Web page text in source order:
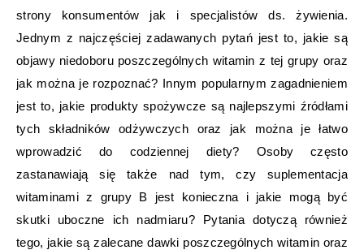
strony konsumentów jak i specjalistów ds. żywienia.
Jednym z najczęściej zadawanych pytań jest to, jakie są
objawy niedoboru poszczególnych witamin z tej grupy oraz
jak można je rozpoznać? Innym popularnym zagadnieniem
jest to, jakie produkty spożywcze są najlepszymi źródłami
tych składników odżywczych oraz jak można je łatwo
wprowadzić do codziennej diety? Osoby często
zastanawiają się także nad tym, czy suplementacja
witaminami z grupy B jest konieczna i jakie mogą być
skutki uboczne ich nadmiaru? Pytania dotyczą również
tego, jakie są zalecane dawki poszczególnych witamin oraz